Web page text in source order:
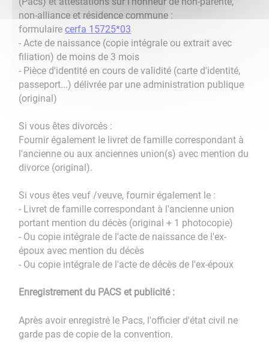
non-alliance et résidence commune :
formulairecerfa 15725*03
- Acte de naissance (copie intégrale ou extrait avec
filiation) de moins de 3 mois
- Pièce d'identité en cours de validité (carte d'identité,
passeport...) délivrée par une administration publique
(original)
Si vous êtes divorcés :
Fournir également le livret de famille correspondant à
l'ancienne ou aux anciennes union(s) avec mention du
divorce (original).
Si vous êtes veuf /veuve, fournir également le :
- Livret de famille correspondant à l'ancienne union
portant mention du décès (original + 1 photocopie)
- Ou copie intégrale de l'acte de naissance de l'ex-
époux avec mention du décès
- Ou copie intégrale de l'acte de décès de l'ex-époux
Enregistrement du PACS et publicité :
Après avoir enregistré le Pacs, l'officier d'état civil ne
garde pas de copie de la convention.